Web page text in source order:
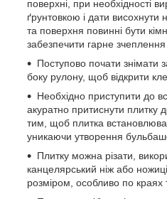
поверхні, при необхідності
ґрунтовкою і дати
та поверхня повинні бути
забезпечити гарне
Поступово почати знімати
боку рулону, щоб відкрити
Необхідно приступити до
акуратно притиснути плитку
тим, щоб плитка
уникаючи утворення
Плитку можна різати,
канцелярський ніж або
розміром, особливо по краях